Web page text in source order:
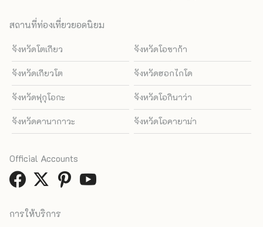
สถานที่ท่องเที่ยวยอดนิยม
จังหวัดโตเกียว จังหวัดโอซาก้า
จังหวัดเกียวโต จังหวัดฮอกไกโด
จังหวัดฟุกุโอกะ จังหวัดโอกินาว่า
จังหวัดคานากาวะ จังหวัดโอคายาม่า
การให้บริการ
Official Accounts